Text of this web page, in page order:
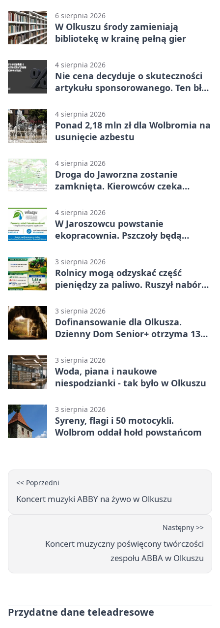
6 sierpnia 2026
W Olkuszu środy zamieniają
bibliotekę w krainę pełną gier
4 sierpnia 2026
Nie cena decyduje o skuteczności
artykułu sponsorowanego. Ten błąd
4 sierpnia 2026
Ponad 2,18 mln zł dla Wolbromia na
usunięcie azbestu
4 sierpnia 2026
Droga do Jaworzna zostanie
zamknięta. Kierowców czeka
4 sierpnia 2026
W Jaroszowcu powstanie
ekopracownia. Pszczoły będą
3 sierpnia 2026
Rolnicy mogą odzyskać część
pieniędzy za paliwo. Ruszył nabór
3 sierpnia 2026
Dofinansowanie dla Olkusza.
Dzienny Dom Senior+ otrzyma 134
3 sierpnia 2026
Woda, piana i naukowe
niespodzianki - tak było w Olkuszu
3 sierpnia 2026
Syreny, flagi i 50 motocykli.
Wolbrom oddał hołd powstańcom
<< Poprzedni
Koncert muzyki ABBY na żywo w Olkuszu
Następny >>
Koncert muzyczny poświęcony twórczości
zespołu ABBA w Olkuszu
Przydatne dane teleadresowe